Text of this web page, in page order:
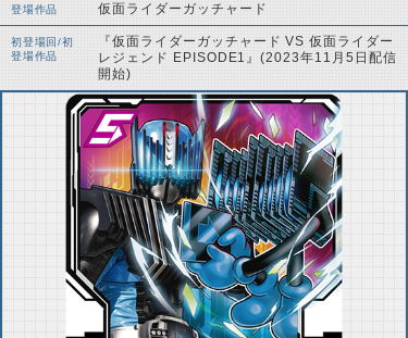
登場作品 仮面ライダーガッチャード
初登場回/初
登場作品
『仮面ライダーガッチャード VS 仮面ライダー
レジェンド EPISODE1』(2023年11月5日配信
開始)